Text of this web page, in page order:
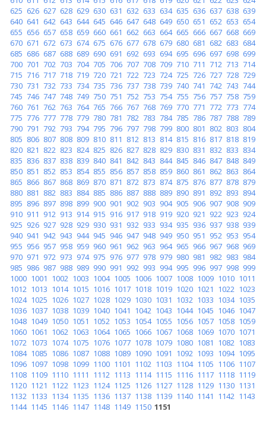
625 626 627 628 629 630 631 632 633 634 635 636 637 638 639
640 641 642 643 644 645 646 647 648 649 650 651 652 653 654
655 656 657 658 659 660 661 662 663 664 665 666 667 668 669
670 671 672 673 674 675 676 677 678 679 680 681 682 683 684
685 686 687 688 689 690 691 692 693 694 695 696 697 698 699
700 701 702 703 704 705 706 707 708 709 710 711 712 713 714
715 716 717 718 719 720 721 722 723 724 725 726 727 728 729
730 731 732 733 734 735 736 737 738 739 740 741 742 743 744
745 746 747 748 749 750 751 752 753 754 755 756 757 758 759
760 761 762 763 764 765 766 767 768 769 770 771 772 773 774
775 776 777 778 779 780 781 782 783 784 785 786 787 788 789
790 791 792 793 794 795 796 797 798 799 800 801 802 803 804
805 806 807 808 809 810 811 812 813 814 815 816 817 818 819
820 821 822 823 824 825 826 827 828 829 830 831 832 833 834
835 836 837 838 839 840 841 842 843 844 845 846 847 848 849
850 851 852 853 854 855 856 857 858 859 860 861 862 863 864
865 866 867 868 869 870 871 872 873 874 875 876 877 878 879
880 881 882 883 884 885 886 887 888 889 890 891 892 893 894
895 896 897 898 899 900 901 902 903 904 905 906 907 908 909
910 911 912 913 914 915 916 917 918 919 920 921 922 923 924
925 926 927 928 929 930 931 932 933 934 935 936 937 938 939
940 941 942 943 944 945 946 947 948 949 950 951 952 953 954
955 956 957 958 959 960 961 962 963 964 965 966 967 968 969
970 971 972 973 974 975 976 977 978 979 980 981 982 983 984
985 986 987 988 989 990 991 992 993 994 995 996 997 998 999
1000 1001 1002 1003 1004 1005 1006 1007 1008 1009 1010 1011
1012 1013 1014 1015 1016 1017 1018 1019 1020 1021 1022 1023
1024 1025 1026 1027 1028 1029 1030 1031 1032 1033 1034 1035
1036 1037 1038 1039 1040 1041 1042 1043 1044 1045 1046 1047
1048 1049 1050 1051 1052 1053 1054 1055 1056 1057 1058 1059
1060 1061 1062 1063 1064 1065 1066 1067 1068 1069 1070 1071
1072 1073 1074 1075 1076 1077 1078 1079 1080 1081 1082 1083
1084 1085 1086 1087 1088 1089 1090 1091 1092 1093 1094 1095
1096 1097 1098 1099 1100 1101 1102 1103 1104 1105 1106 1107
1108 1109 1110 1111 1112 1113 1114 1115 1116 1117 1118 1119
1120 1121 1122 1123 1124 1125 1126 1127 1128 1129 1130 1131
1132 1133 1134 1135 1136 1137 1138 1139 1140 1141 1142 1143
1144 1145 1146 1147 1148 1149 1150 1151